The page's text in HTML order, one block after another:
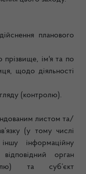
планового
ім'я та по
щодо діяльності
(контролю).
листом та/
(у тому числі
інформаційну
орган
та суб’єкт